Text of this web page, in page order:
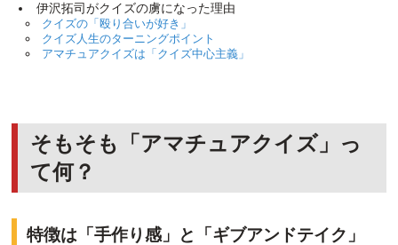
伊沢拓司がクイズの虜になった理由
クイズの「殴り合いが好き」
クイズ人生のターニングポイント
アマチュアクイズは「クイズ中心主義」
そもそも「アマチュアクイズ」っ
て何？
特徴は「手作り感」と「ギブアンドテイク」